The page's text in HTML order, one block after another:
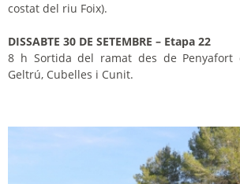
costat del riu Foix).
DISSABTE 30 DE SETEMBRE – Etapa 22
8 h Sortida del ramat des de Penyafort
Geltrú, Cubelles i Cunit.